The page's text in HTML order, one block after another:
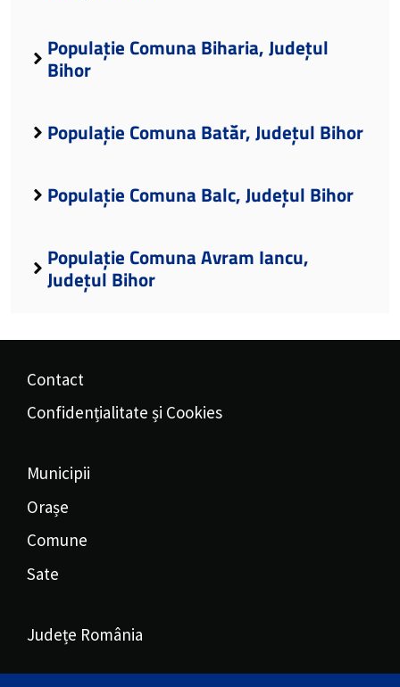
Populație Comuna Biharia, Județul
Bihor
Populație Comuna Batăr, Județul Bihor
Populație Comuna Balc, Județul Bihor
Populație Comuna Avram Iancu,
Județul Bihor
Contact
Confidențialitate și Cookies
Municipii
Orașe
Comune
Sate
Județe România